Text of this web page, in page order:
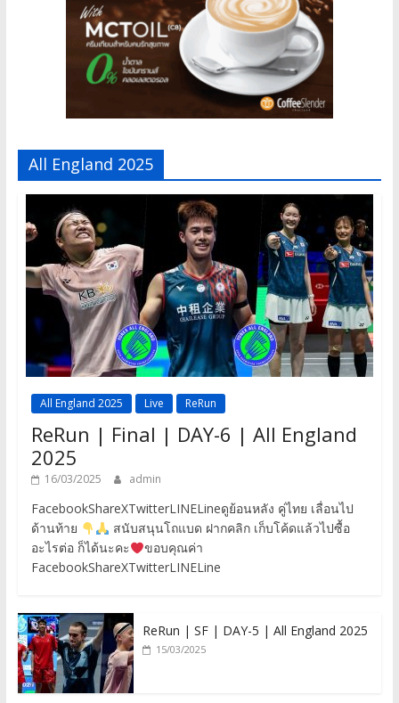
All England 2025
All England 2025 Live ReRun
ReRun | Final | DAY-6 | All England
2025
16/03/2025 admin
FacebookShareXTwitterLINELineดูย้อนหลัง คู่ไทย เลื่อนไป
ด้านท้าย
สนับสนุนโถแบด ฝากคลิก เก็บโค้ดแล้วไปซื้อ
อะไรต่อ ก็ได้นะคะ
ขอบคุณค่า
FacebookShareXTwitterLINELine
ReRun | SF | DAY-5 | All England 2025
15/03/2025